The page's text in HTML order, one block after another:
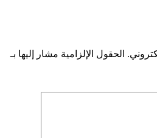
الحقول الإلزامية مشار إليها بـ